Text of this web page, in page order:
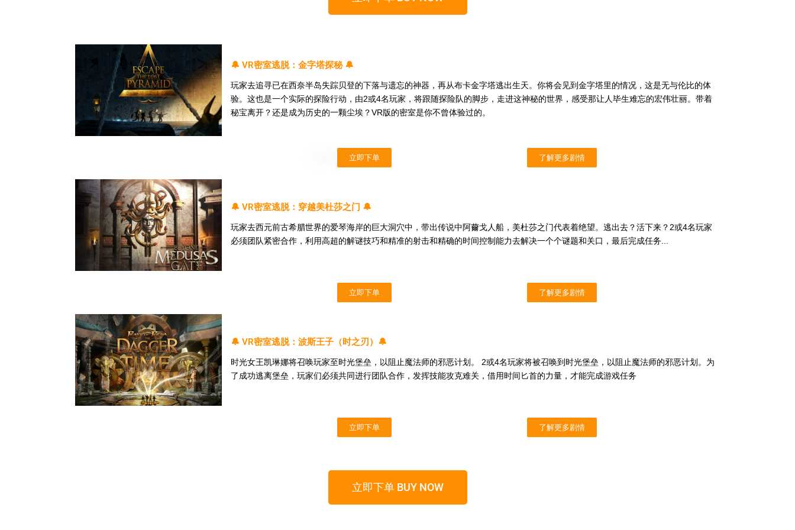
🔔 VR密室逃脱：金字塔探秘 🔔
玩家去追寻已在西奈半岛失踪贝登的下落与遗忘的神器，再从布卡金字塔逃出生天。你将会见到金字塔里的情况，这是无与伦比的体
验。这也是一个实际的探险行动，由2或4名玩家，将跟随探险队的脚步，走进这神秘的世界，感受那让人毕生难忘的宏伟壮丽。带着
秘宝离开？还是成为历史的一颗尘埃？VR版的密室是你不曾体验过的。
立即下单 了解更多剧情
🔔 VR密室逃脱：穿越美杜莎之门 🔔
玩家去西元前古希腊世界的爱琴海岸的巨大洞穴中，带出传说中阿薾戈人船，美杜莎之门代表着绝望。逃出去？活下来？2或4名玩家
必须团队紧密合作，利用高超的解谜技巧和精准的射击和精确的时间控制能力去解决一个个谜题和关口，最后完成任务...
立即下单 了解更多剧情
🔔 VR密室逃脱：波斯王子（时之刃）🔔
时光女王凯琳娜将召唤玩家至时光堡垒，以阻止魔法师的邪恶计划。 2或4名玩家将被召唤到时光堡垒，以阻止魔法师的邪恶计划。为
了成功逃离堡垒，玩家们必须共同进行团队合作，发挥技能攻克难关，借用时间匕首的力量，才能完成游戏任务
立即下单 了解更多剧情
立即下单 BUY NOW